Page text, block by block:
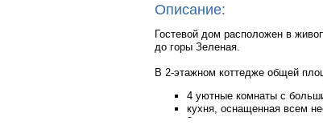
Описание:
Гостевой дом расположен в
до горы Зеленая.
В 2-этажном коттедже общей
4 уютные комнаты с
кухня, оснащенная всем
2 санузла, ванная